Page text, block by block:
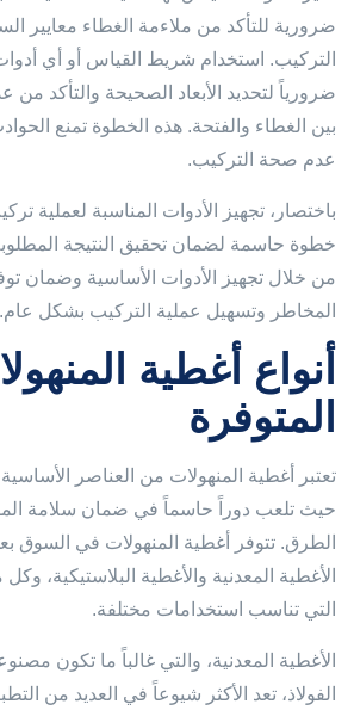
ضرورية للتأكد من ملاءمة الغطاء معايير
التركيب. استخدام شريط القياس أو أي
ضرورياً لتحديد الأبعاد الصحيحة والتأكد
بين الغطاء والفتحة. هذه الخطوة تمنع
عدم صحة التركيب.
باختصار، تجهيز الأدوات المناسبة لعملية
خطوة حاسمة لضمان تحقيق النتيجة
من خلال تجهيز الأدوات الأساسية وضمان
المخاطر وتسهيل عملية التركيب بشكل عام.
أنواع أغطية
المتوفرة
تعتبر أغطية المنهولات من العناصر الأساسية
حيث تلعب دوراً حاسماً في ضمان سلامة
الطرق. تتوفر أغطية المنهولات في السوق
الأغطية المعدنية والأغطية البلاستيكية،
التي تناسب استخدامات مختلفة.
الأغطية المعدنية، والتي غالباً ما تكون
الفولاذ، تعد الأكثر شيوعاً في العديد من